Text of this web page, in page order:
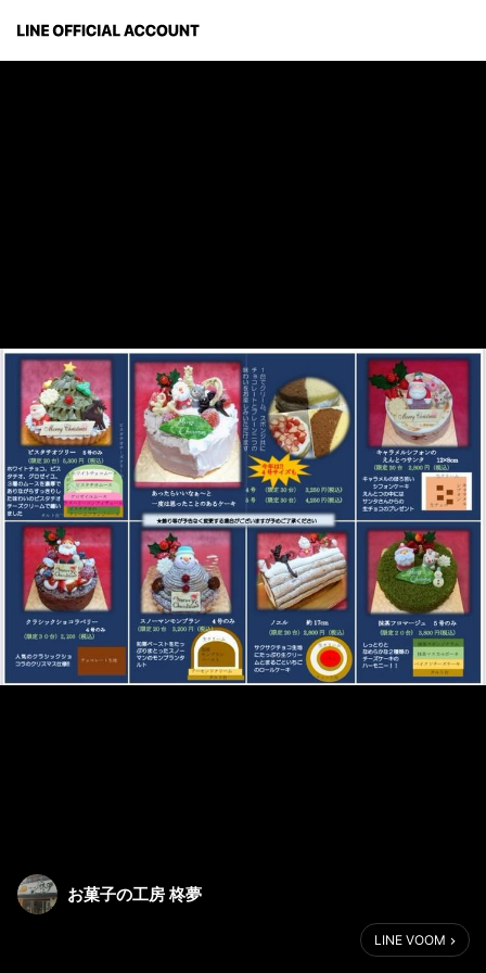
お菓子の工房 柊夢
LINE VOOM